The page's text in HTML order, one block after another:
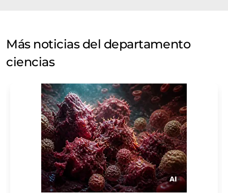
Más noticias del departamento
ciencias